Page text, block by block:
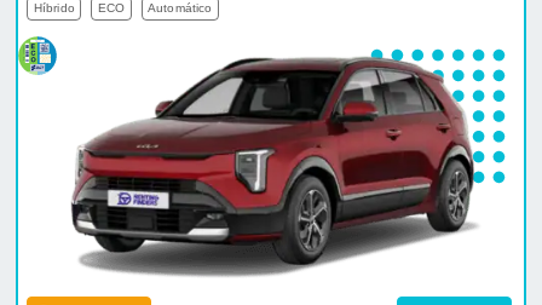
Híbrido ECO Automático